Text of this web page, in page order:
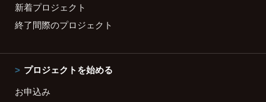
新着プロジェクト
終了間際のプロジェクト
プロジェクトを始める
お申込み